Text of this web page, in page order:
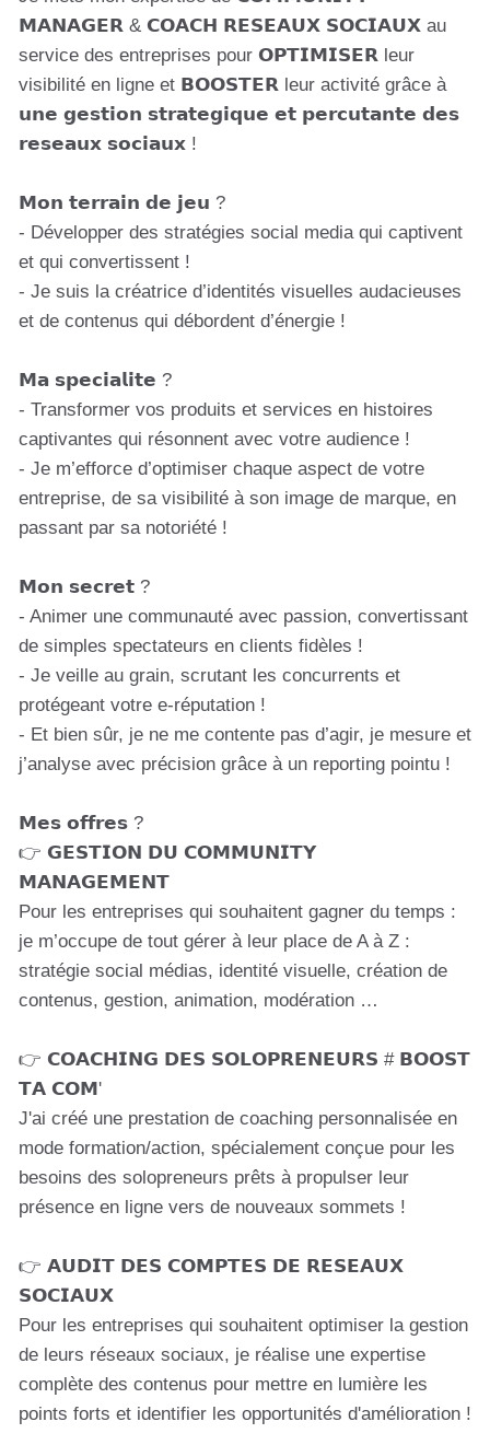
𝗠𝗔𝗡𝗔𝗚𝗘𝗥 & 𝗖𝗢𝗔𝗖𝗛 𝗥𝗘𝗦𝗘𝗔𝗨𝗫 𝗦𝗢𝗖𝗜𝗔𝗨𝗫 au
service des entreprises pour 𝗢𝗣𝗧𝗜𝗠𝗜𝗦𝗘𝗥 leur
visibilité en ligne et 𝗕𝗢𝗢𝗦𝗧𝗘𝗥 leur activité grâce à
𝘂𝗻𝗲 𝗴𝗲𝘀𝘁𝗶𝗼𝗻 𝘀𝘁𝗿𝗮𝘁𝗲𝗴𝗶𝗾𝘂𝗲 𝗲𝘁 𝗽𝗲𝗿𝗰𝘂𝘁𝗮𝗻𝘁𝗲 𝗱𝗲𝘀
𝗿𝗲𝘀𝗲𝗮𝘂𝘅 𝘀𝗼𝗰𝗶𝗮𝘂𝘅 !
𝗠𝗼𝗻 𝘁𝗲𝗿𝗿𝗮𝗶𝗻 𝗱𝗲 𝗷𝗲𝘂 ?
- Développer des stratégies social media qui captivent
et qui convertissent !
- Je suis la créatrice d’identités visuelles audacieuses
et de contenus qui débordent d’énergie !
𝗠𝗮 𝘀𝗽𝗲𝗰𝗶𝗮𝗹𝗶𝘁𝗲 ?
- Transformer vos produits et services en histoires
captivantes qui résonnent avec votre audience !
- Je m’efforce d’optimiser chaque aspect de votre
entreprise, de sa visibilité à son image de marque, en
passant par sa notoriété !
𝗠𝗼𝗻 𝘀𝗲𝗰𝗿𝗲𝘁 ?
- Animer une communauté avec passion, convertissant
de simples spectateurs en clients fidèles !
- Je veille au grain, scrutant les concurrents et
protégeant votre e-réputation !
- Et bien sûr, je ne me contente pas d’agir, je mesure et
j’analyse avec précision grâce à un reporting pointu !
𝗠𝗲𝘀 𝗼𝗳𝗳𝗿𝗲𝘀 ?
👉 𝗚𝗘𝗦𝗧𝗜𝗢𝗡 𝗗𝗨 𝗖𝗢𝗠𝗠𝗨𝗡𝗜𝗧𝗬
𝗠𝗔𝗡𝗔𝗚𝗘𝗠𝗘𝗡𝗧
Pour les entreprises qui souhaitent gagner du temps :
je m’occupe de tout gérer à leur place de A à Z :
stratégie social médias, identité visuelle, création de
contenus, gestion, animation, modération …
👉 𝗖𝗢𝗔𝗖𝗛𝗜𝗡𝗚 𝗗𝗘𝗦 𝗦𝗢𝗟𝗢𝗣𝗥𝗘𝗡𝗘𝗨𝗥𝗦 # 𝗕𝗢𝗢𝗦𝗧
𝗧𝗔 𝗖𝗢𝗠'
J'ai créé une prestation de coaching personnalisée en
mode formation/action, spécialement conçue pour les
besoins des solopreneurs prêts à propulser leur
présence en ligne vers de nouveaux sommets !
👉 𝗔𝗨𝗗𝗜𝗧 𝗗𝗘𝗦 𝗖𝗢𝗠𝗣𝗧𝗘𝗦 𝗗𝗘 𝗥𝗘𝗦𝗘𝗔𝗨𝗫
𝗦𝗢𝗖𝗜𝗔𝗨𝗫
Pour les entreprises qui souhaitent optimiser la gestion
de leurs réseaux sociaux, je réalise une expertise
complète des contenus pour mettre en lumière les
points forts et identifier les opportunités d'amélioration !